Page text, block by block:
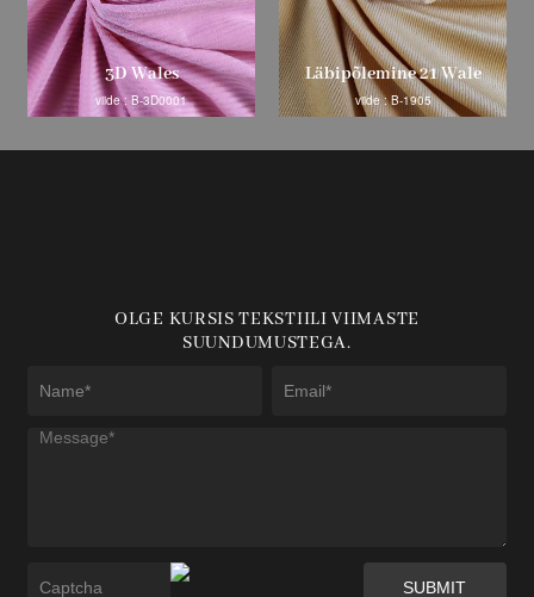
3D Wales
viide : B-3D0001
Läbipõlemine 21 Wale
viide : B-1905
OLGE KURSIS TEKSTIILI VIIMASTE
SUUNDUMUSTEGA.